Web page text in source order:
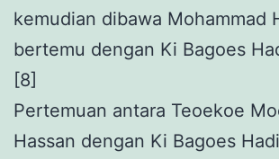
kemudian dibawa Mohammad
bertemu dengan Ki Bagoes
[8]
Pertemuan antara Teoekoe
Hassan dengan Ki Bagoes